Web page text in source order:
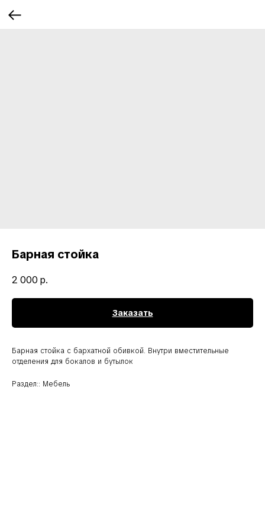
Барная стойка
2 000 р.
Заказать
Барная стойка с бархатной обивкой. Внутри вместительные
отделения для бокалов и бутылок
Раздел:: Мебель